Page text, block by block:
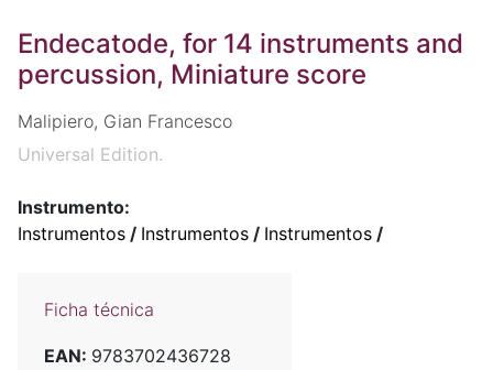
Endecatode, for 14 instruments and
percussion, Miniature score
Malipiero, Gian Francesco
Universal Edition.
Instrumento:
Instrumentos / Instrumentos / Instrumentos /
Ficha técnica
EAN: 9783702436728